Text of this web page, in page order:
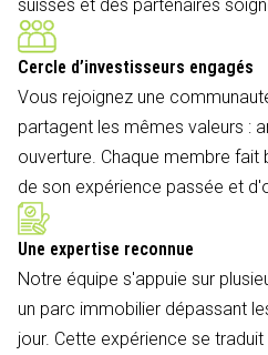
suisses et des partenaires
Cercle d’investisseurs engagés
Vous rejoignez une
partagent les mêmes valeurs :
ouverture. Chaque membre
de son expérience passée et
Une expertise reconnue
Notre équipe s'appuie sur
un parc immobilier dépassant
jour. Cette expérience se